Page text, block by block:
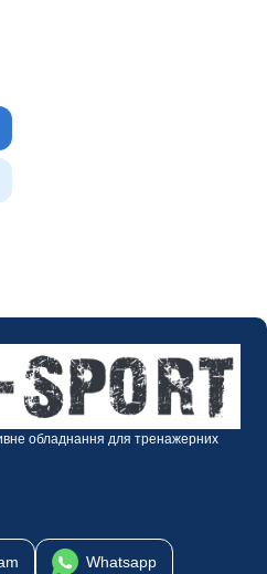
обладнання для тренажерних
Whatsapp